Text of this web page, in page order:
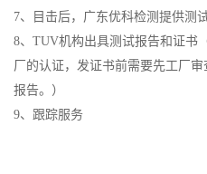
7、目击后，广东优科检测提供测
8、TUV机构出具测试报告和证书
厂的认证，发证书前需要先工厂
报告。）
9、跟踪服务